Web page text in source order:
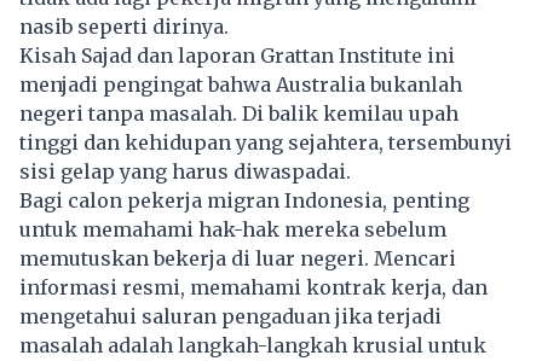
nasib seperti dirinya.
Kisah Sajad dan laporan Grattan Institute ini
menjadi pengingat bahwa Australiabukanlah
negeri tanpa masalah. Di balik kemilau upah
tinggi dan kehidupan yang sejahtera, tersembunyi
sisi gelap yang harus diwaspadai.
Bagi calon pekerja migran Indonesia, penting
untuk memahami hak-hak mereka sebelum
memutuskan bekerja di luar negeri. Mencari
informasi resmi, memahami kontrak kerja, dan
mengetahui saluran pengaduan jika terjadi
masalah adalah langkah-langkah krusial untuk